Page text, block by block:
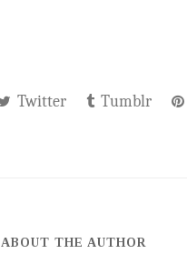
Twitter Tumblr
ABOUT THE AUTHOR